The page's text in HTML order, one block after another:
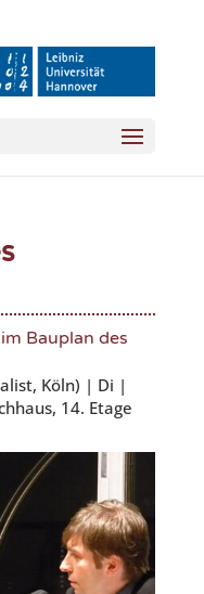
Bauplan des
Köln) | Di |
14. Etage